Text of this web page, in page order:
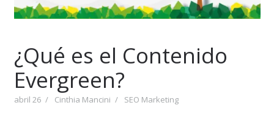
¿Qué es el Contenido
Evergreen?
abril 26 Cinthia Mancini SEO Marketing